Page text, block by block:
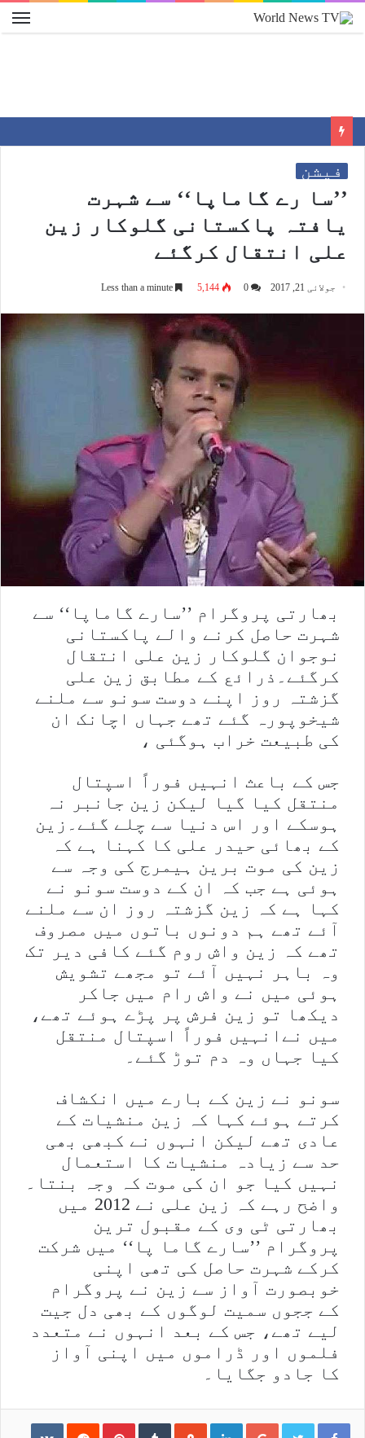
فیشن
’’سا رے گاماپا‘‘ سے شہرت
یافتہ پاکستانی گلوکار زین
علی انتقال کرگئے
جولائی 21, 2017 5,144
بھارتی پروگرام ’’سارے گاماپا‘‘ سے
شہرت حاصل کرنے والے پاکستانی
نوجوان گلوکار زین علی انتقال
کرگئے۔ذرائع کے مطابق زین علی
گزشتہ روز اپنے دوست سونو سے ملنے
شیخوپورہ گئے تھے جہاں اچانک ان
کی طبیعت خراب ہوگئی ،
جس کے باعث انہیں فوراً اسپتال
منتقل کیا گیا لیکن زین جانبر نہ
ہوسکے اور اس دنیا سے چلے گئے۔زین
کے بھائی حیدر علی کا کہنا ہے کہ
زین کی موت برین ہیمرج کی وجہ سے
ہوئی ہے جب کہ ان کے دوست سونو نے
کہا ہے کہ زین گزشتہ روز ان سے ملنے
آئے تھے ہم دونوں باتوں میں مصروف
تھے کہ زین واش روم گئے کافی دیر تک
وہ باہر نہیں آئے تو مجھے تشویش
ہوئی میں نے واش رام میں جاکر
دیکھا تو زین فرش پر پڑے ہوئے تھے،
میں نےانہیں فوراً اسپتال منتقل
کیا جہاں وہ دم توڑ گئے۔
سونو نے زین کے بارے میں انکشاف
کرتے ہوئے کہا کہ زین منشیات کے
عادی تھے لیکن انہوں نے کبھی بھی
حد سے زیادہ منشیات کا استعمال
نہیں کیا جو ان کی موت کہ وجہ بنتا۔
واضح رہے کہ زین علی نے 2012 میں
بھارتی ٹی وی کے مقبول ترین
پروگرام ’’سارے گاما پا‘‘ میں شرکت
کرکے شہرت حاصل کی تھی اپنی
خوبصورت آواز سے زین نے پروگرام
کے ججوں سمیت لوگوں کے بھی دل جیت
لیے تھے، جس کے بعد انہوں نے متعدد
فلموں اور ڈراموں میں اپنی آواز
کا جادو جگایا۔
Google+
LinkedIn
StumbleUpon
Tumblr
Pinterest
Reddit